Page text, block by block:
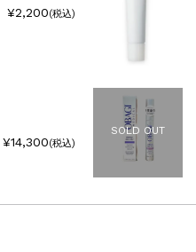
¥2,200(税込)
SOLD OUT
¥14,300(税込)